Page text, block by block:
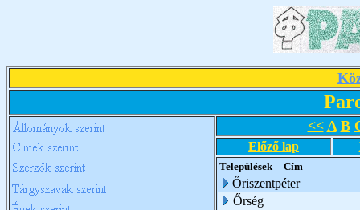
<< A B
Előző lap
Települések Cím
Őriszentpéter
Őrség